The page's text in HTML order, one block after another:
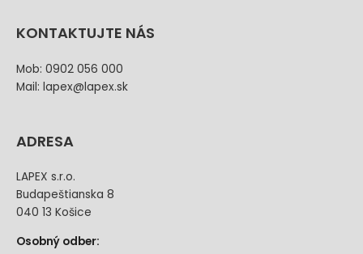
KONTAKTUJTE NÁS
Mob: 0902 056 000
Mail: lapex@lapex.sk
ADRESA
LAPEX s.r.o.
Budapeštianska 8
040 13 Košice
Osobný odber: